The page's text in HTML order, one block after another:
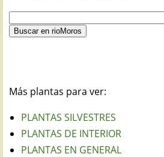
Más plantas para ver:
PLANTAS SILVESTRES
PLANTAS DE INTERIOR
PLANTAS EN GENERAL